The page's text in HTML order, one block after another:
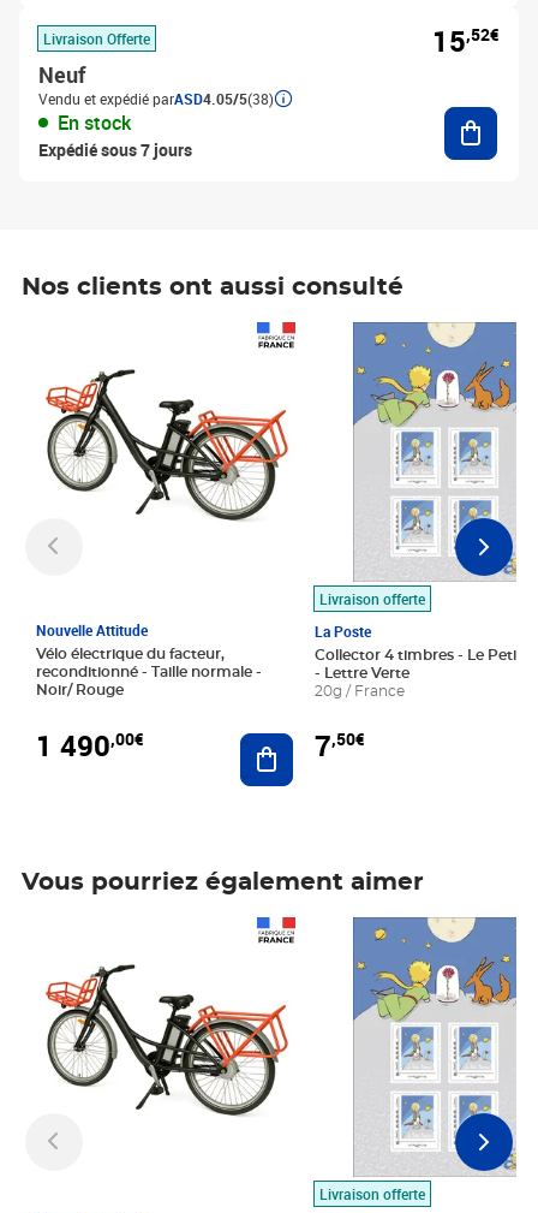
Livraison Offerte
Neuf
Vendu et expédié parASD4.05/5(38)
En stock
Expédié sous 7 jours
15,52€
Nos clients ont aussi consulté
Nouvelle Attitude
Vélo électrique du facteur,
reconditionné - Taille normale -
Noir/ Rouge
1 490,00€ Ajouter au panier
Livraison offerte
La Poste
Collector 4 timbres - Le Petit
- Lettre Verte
20g / France
7,50€
Prix 7,50€
Vous pourriez également aimer
Livraison offerte
Prix 7,50€